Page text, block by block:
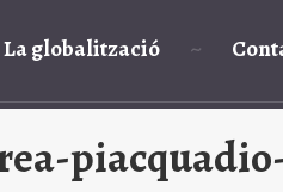
La globalització